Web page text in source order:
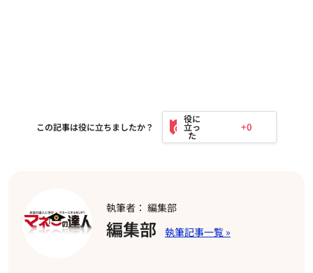
この記事は役に立ちましたか？ +0
執筆者： 編集部
編集部